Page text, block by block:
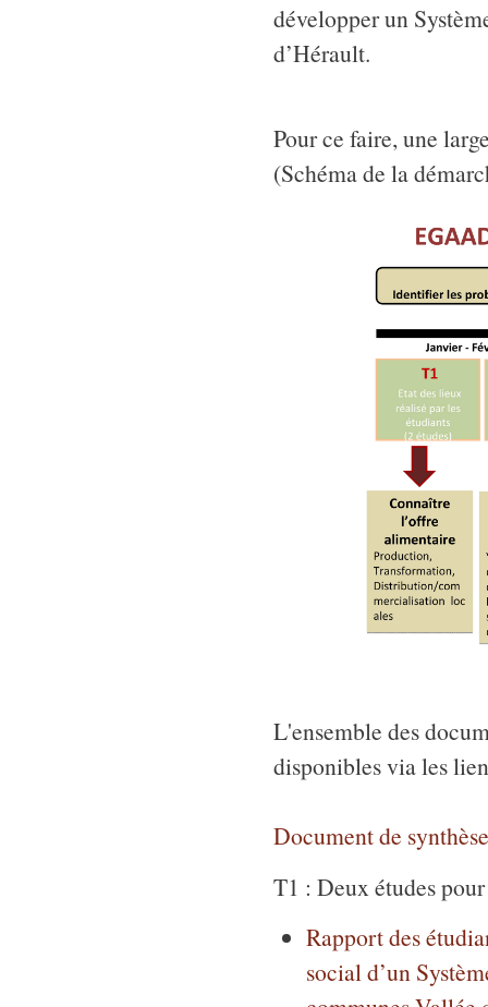
développer un
d’Hérault.
Pour ce faire, une
(Schéma de la
L'ensemble des
disponibles via les
Document de
T1 : Deux études
Rapport des
social d’un